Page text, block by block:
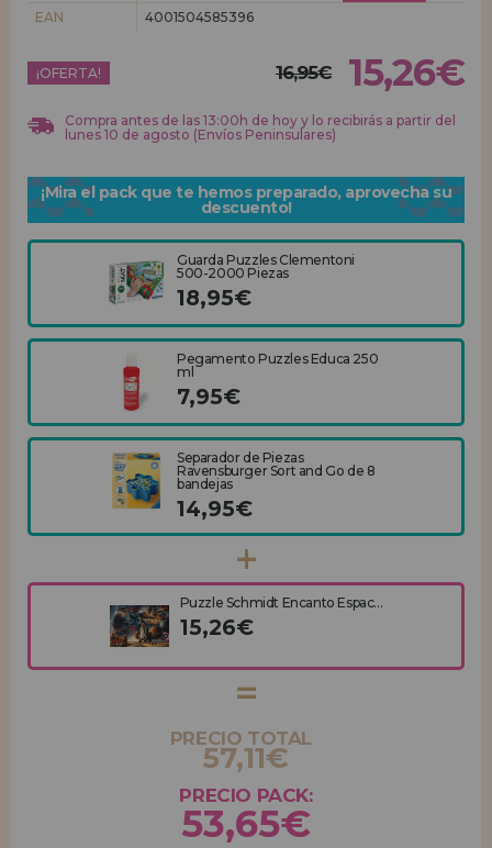
EAN
4001504585396
¡OFERTA! 16,95€ 15,26€
Compra antes de las 13:00h de hoy y lo recibirás a partir del
lunes 10 de agosto (Envíos Peninsulares)
¡Mira el pack que te hemos preparado, aprovecha su
descuento!
Guarda Puzzles Clementoni
500-2000 Piezas
18,95€
Pegamento Puzzles Educa 250
ml
7,95€
Separador de Piezas
Ravensburger Sort and Go de 8
bandejas
14,95€
Puzzle Schmidt Encanto Espac...
15,26€
PRECIO TOTAL
57,11€
PRECIO PACK:
53,65€